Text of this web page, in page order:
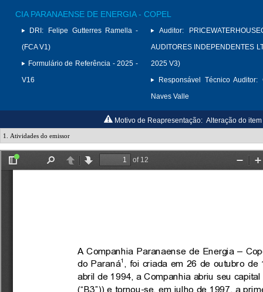
CIA PARANAENSE DE ENERGIA - COPEL
DRI:
Felipe Gutterres Ramella -
(FCA V1)
Formulário de Referência - 2025 -
V16
Auditor:
AUDITORES INDEPENDENTES
2025 V3)
Responsável Técnico Auditor:
Naves Valle
Motivo de Reapresentação: Alteração do item